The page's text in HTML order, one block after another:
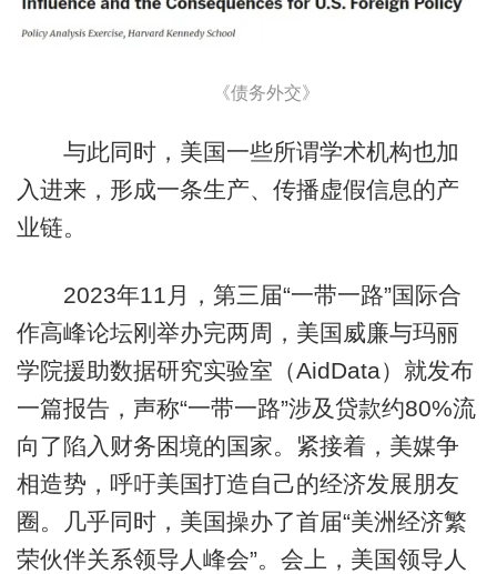
《债务外交》
与此同时，美国一些所谓学术机构也加
入进来，形成一条生产、传播虚假信息的产
业链。
2023年11月，第三届“一带一路”国际合
作高峰论坛刚举办完两周，美国威廉与玛丽
学院援助数据研究实验室（AidData）就发布
一篇报告，声称“一带一路”涉及贷款约80%流
向了陷入财务困境的国家。紧接着，美媒争
相造势，呼吁美国打造自己的经济发展朋友
圈。几乎同时，美国操办了首届“美洲经济繁
荣伙伴关系领导人峰会”。会上，美国领导人